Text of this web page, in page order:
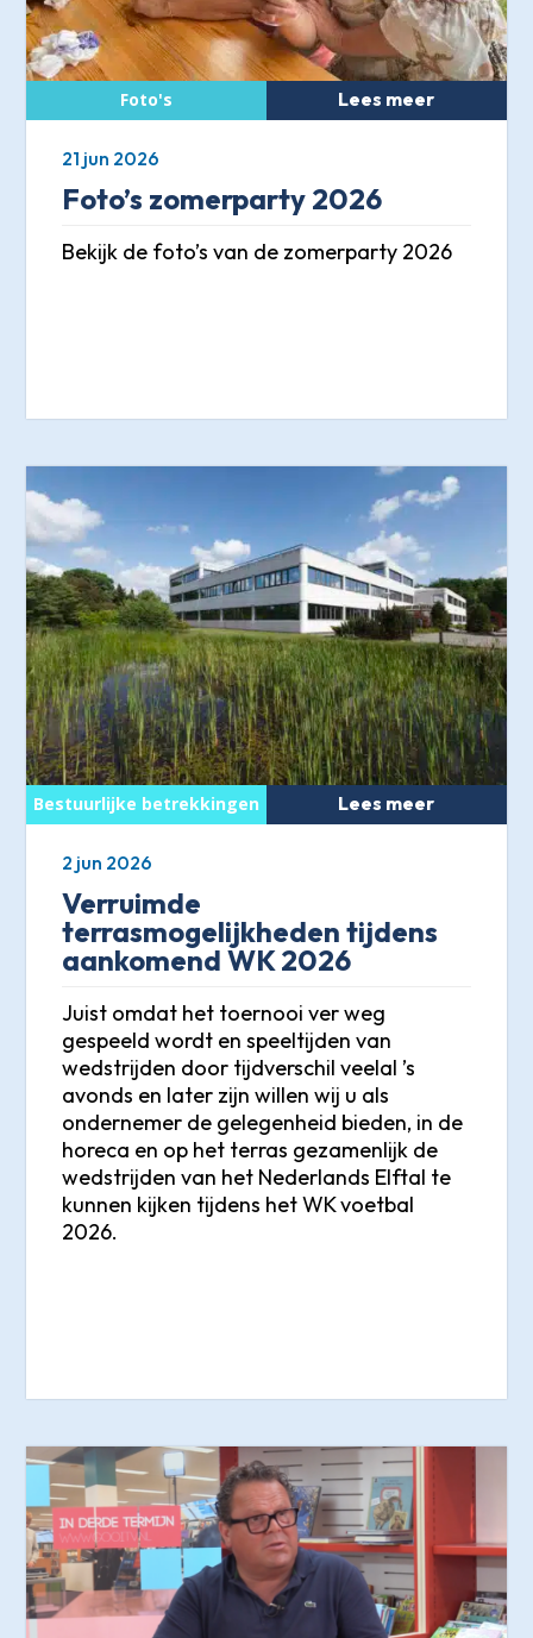
Foto’s zomerparty 2026
Bekijk de foto’s van de zomerparty 2026
Lees meer
21 jun 2026
Verruimde
terrasmogelijkheden tijdens
aankomend WK 2026
Juist omdat het toernooi ver weg
gespeeld wordt en speeltijden van
wedstrijden door tijdverschil veelal ’s
avonds en later zijn willen wij u als
ondernemer de gelegenheid bieden, in de
horeca en op het terras gezamenlijk de
wedstrijden van het Nederlands Elftal te
kunnen kijken tijdens het WK voetbal
2026.
Lees meer
2 jun 2026